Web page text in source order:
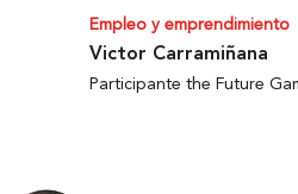
Empleo y emprendimiento
Victor Carramiñana
Participante the Future